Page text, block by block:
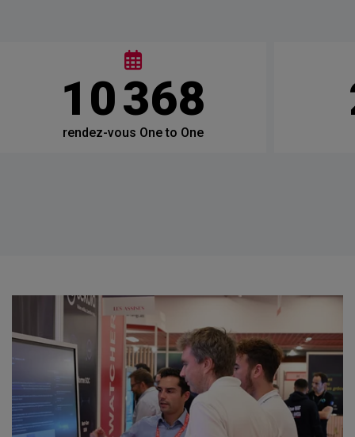
12 000
rendez-vous One to One